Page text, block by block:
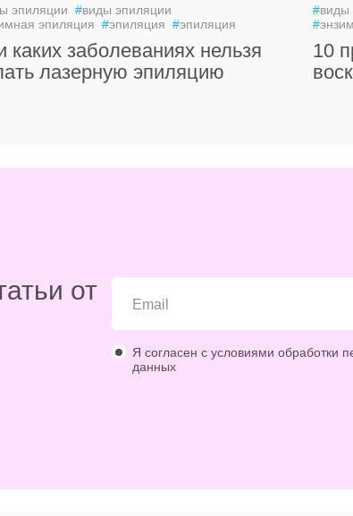
эпиляции #виды эпиляции
эпиляция #эпиляция #эпиляция
каких заболеваниях нельзя
лазерную эпиляцию
#виды
#
10
от
Я согласен с условиями обработки
данных